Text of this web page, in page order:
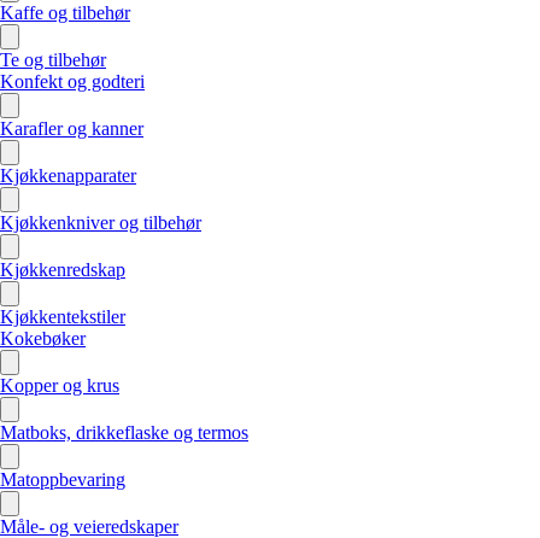
Kaffe og tilbehør
Te og tilbehør
Konfekt og godteri
Karafler og kanner
Kjøkkenapparater
Kjøkkenkniver og tilbehør
Kjøkkenredskap
Kjøkkentekstiler
Kokebøker
Kopper og krus
Matboks, drikkeflaske og termos
Matoppbevaring
Måle- og veieredskaper